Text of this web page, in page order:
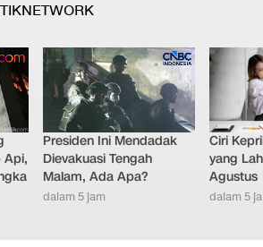
Api,
Presiden Ini Mendadak
Dievakuasi Tengah
Malam, Ada Apa?
dalam 5 jam
Ciri
yang
Agustus
dalam 5